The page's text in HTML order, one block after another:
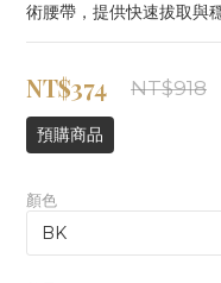
術腰帶，提供快速拔取與
NT$374 NT$918
預購商品
顏色